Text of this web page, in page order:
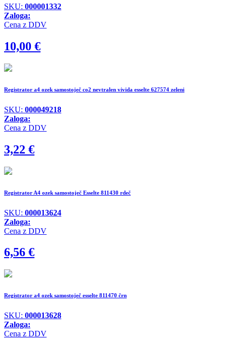
SKU: 000001332
Zaloga:
Cena z DDV
10,00 €
Registrator a4 ozek samostoječ co2 nevtralen vivida esselte 627574 zeleni
SKU: 000049218
Zaloga:
Cena z DDV
3,22 €
Registrator A4 ozek samostoječ Esselte 811430 rdeč
SKU: 000013624
Zaloga:
Cena z DDV
6,56 €
Registrator a4 ozek samostoječ esselte 811470 črn
SKU: 000013628
Zaloga:
Cena z DDV